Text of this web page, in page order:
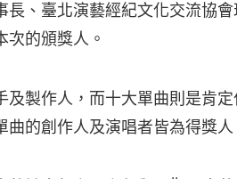
長、臺北演藝經紀文化交流協
次的頒獎人。
及製作人，而十大單曲則是肯
的創作人及演唱者皆為得獎人